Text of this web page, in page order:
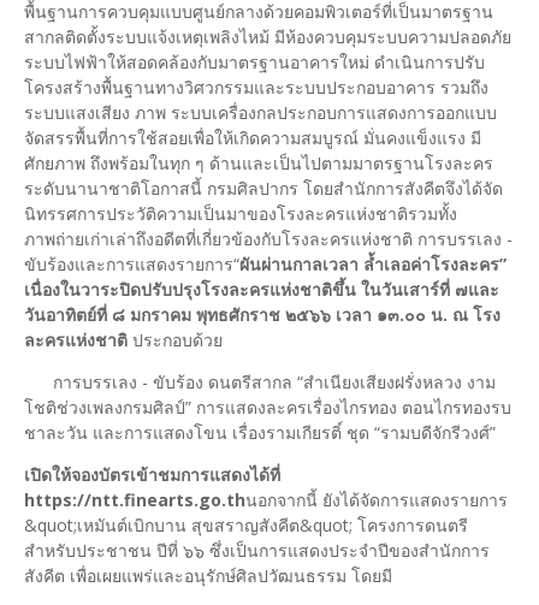
พื้นฐานการควบคุมแบบศูนย์กลางด้วยคอมพิวเตอร์ที่เป็นมาตรฐาน
สากลติดตั้งระบบแจ้งเหตุเพลิงไหม้ มีห้องควบคุมระบบความปลอดภัย
ระบบไฟฟ้าให้สอดคล้องกับมาตรฐานอาคารใหม่ ดำเนินการปรับ
โครงสร้างพื้นฐานทางวิศวกรรมและระบบประกอบอาคาร รวมถึง
ระบบแสงเสียง ภาพ ระบบเครื่องกลประกอบการแสดงการออกแบบ
จัดสรรพื้นที่การใช้สอยเพื่อให้เกิดความสมบูรณ์ มั่นคงแข็งแรง มี
ศักยภาพ ถึงพร้อมในทุก ๆ ด้านและเป็นไปตามมาตรฐานโรงละคร
ระดับนานาชาติโอกาสนี้ กรมศิลปากร โดยสำนักการสังคีตจึงได้จัด
นิทรรศการประวัติความเป็นมาของโรงละครแห่งชาติรวมทั้ง
ภาพถ่ายเก่าเล่าถึงอดีตที่เกี่ยวข้องกับโรงละครแห่งชาติ การบรรเลง -
ขับร้องและการแสดงรายการ“ผันผ่านกาลเวลา ล้ำเลอค่าโรงละคร”
เนื่องในวาระปิดปรับปรุงโรงละครแห่งชาติขึ้น ในวันเสาร์ที่ ๗และ
วันอาทิตย์ที่ ๘ มกราคม พุทธศักราช ๒๕๖๖ เวลา ๑๓.๐๐ น. ณ โรง
ละครแห่งชาติ ประกอบด้วย
การบรรเลง - ขับร้อง ดนตรีสากล “สำเนียงเสียงฝรั่งหลวง งาม
โชติช่วงเพลงกรมศิลป์” การแสดงละครเรื่องไกรทอง ตอนไกรทองรบ
ชาละวัน และการแสดงโขน เรื่องรามเกียรติ์ ชุด “รามบดีจักรีวงศ์”
เปิดให้จองบัตรเข้าชมการแสดงได้ที่
https://ntt.finearts.go.thนอกจากนี้ ยังได้จัดการแสดงรายการ
&quot;เหมันต์เบิกบาน สุขสราญสังคีต&quot; โครงการดนตรี
สำหรับประชาชน ปีที่ ๖๖ ซึ่งเป็นการแสดงประจำปีของสำนักการ
สังคีต เพื่อเผยแพร่และอนุรักษ์ศิลปวัฒนธรรม โดยมี